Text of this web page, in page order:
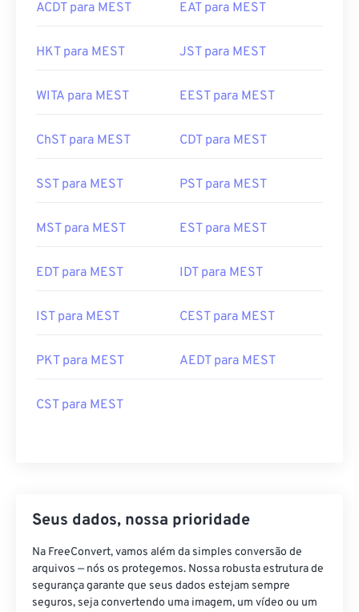
ACDT para MEST EAT para MEST
HKT para MEST JST para MEST
WITA para MEST EEST para MEST
ChST para MEST CDT para MEST
SST para MEST PST para MEST
MST para MEST EST para MEST
EDT para MEST IDT para MEST
IST para MEST CEST para MEST
PKT para MEST AEDT para MEST
CST para MEST
Seus dados, nossa prioridade
Na FreeConvert, vamos além da simples conversão de
arquivos — nós os protegemos. Nossa robusta estrutura de
segurança garante que seus dados estejam sempre
seguros, seja convertendo uma imagem, um vídeo ou um